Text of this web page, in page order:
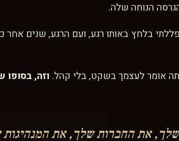
הנוחה שלה.
בלחץ באותו רגע, ועם הרגע, שנים אחר
אומר לעצמך בשקט, בלי קהל. וזה,
שלך, את החברות שלך, את